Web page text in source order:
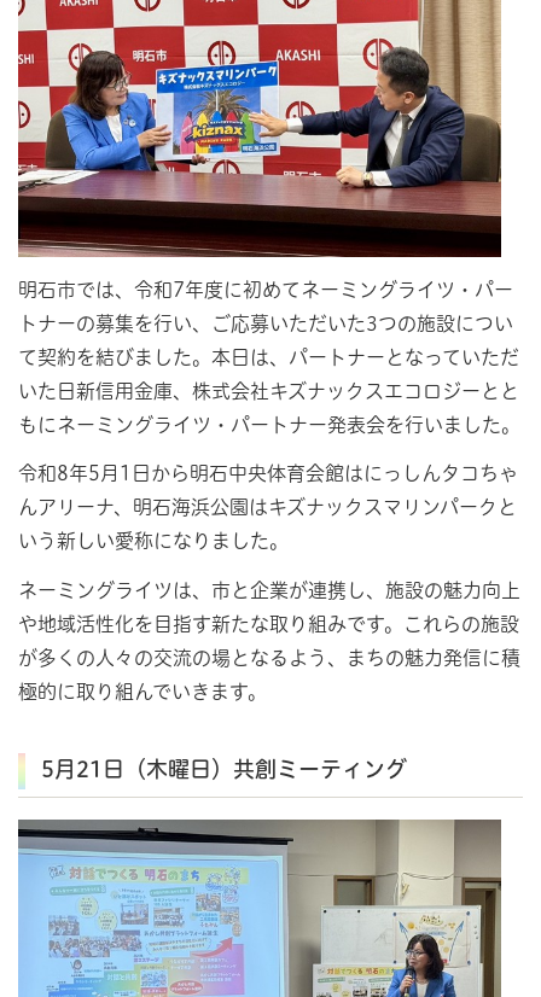
明石市では、令和7年度に初めてネーミングライツ・パー
トナーの募集を行い、ご応募いただいた3つの施設につい
て契約を結びました。本日は、パートナーとなっていただ
いた日新信用金庫、株式会社キズナックスエコロジーとと
もにネーミングライツ・パートナー発表会を行いました。
令和8年5月1日から明石中央体育会館はにっしんタコちゃ
んアリーナ、明石海浜公園はキズナックスマリンパークと
いう新しい愛称になりました。
ネーミングライツは、市と企業が連携し、施設の魅力向上
や地域活性化を目指す新たな取り組みです。これらの施設
が多くの人々の交流の場となるよう、まちの魅力発信に積
極的に取り組んでいきます。
5月21日（木曜日）共創ミーティング